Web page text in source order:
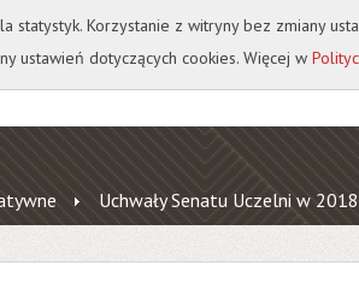
A A A
Uchwały Senatu Uczelni w
Korzystanie z witryny bez zmiany
ustawień dotyczących cookies. Więcej w